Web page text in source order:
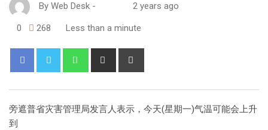
By Web Desk - 2 years ago
0 268 Less than a minute
旁遮普省灾害管理局发言人表示，今天(星期一)气温可能会上升
到